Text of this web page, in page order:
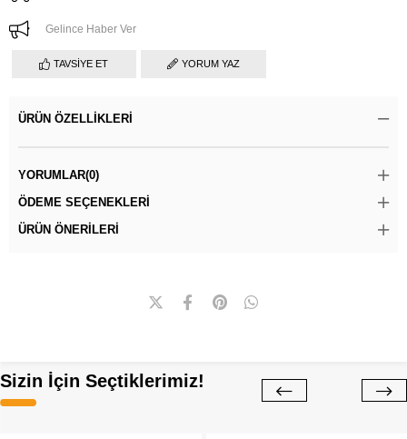
Gelince Haber Ver
TAVSIYE ET YORUM YAZ
ÜRÜN ÖZELLIKLERI
YORUMLAR(0)
ÖDEME SEÇENEKLERI
ÜRÜN ÖNERILERI
Sizin İçin Seçtiklerimiz!